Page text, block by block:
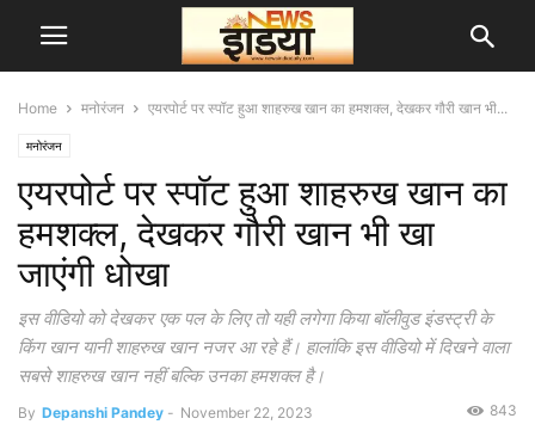
Home मनोरंजन एयरपोर्ट पर स्पॉट हुआ शाहरुख खान का हमशक्ल, देखकर गौरी खान भी...
मनोरंजन
एयरपोर्ट पर स्पॉट हुआ शाहरुख खान का
हमशक्ल, देखकर गौरी खान भी खा
जाएंगी धोखा
इस वीडियो को देखकर एक पल के लिए तो यही लगेगा किया बॉलीवुड इंडस्ट्री के
किंग खान यानी शाहरुख खान नजर आ रहे हैं। हालांकि इस वीडियो में दिखने वाला
सबसे शाहरुख खान नहीं बल्कि उनका हमशक्ल है।
By Depanshi Pandey - November 22, 2023 843